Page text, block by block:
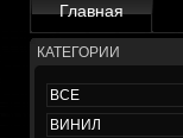
Главная
КАТЕГОРИИ
ВСЕ
ВИНИЛ